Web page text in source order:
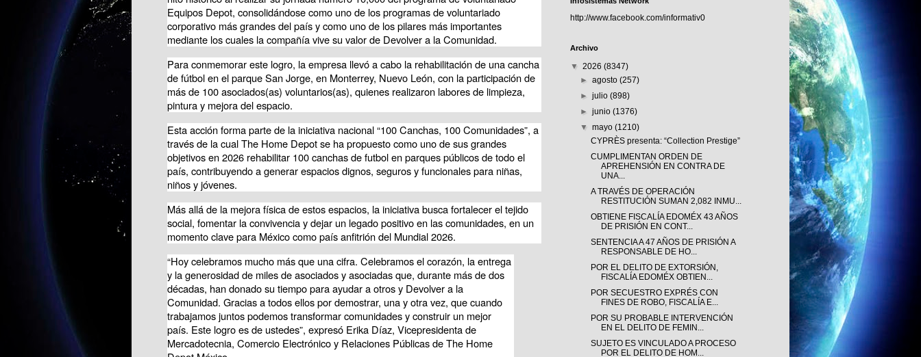
Equipos Depot, consolidándose como uno de los programas de voluntariado
corporativo más grandes del país y como uno de los pilares más importantes
mediante los cuales la compañía vive su valor de Devolver a la Comunidad.
Para conmemorar este logro, la empresa llevó a cabo la rehabilitación de una cancha
de fútbol en el parque San Jorge, en Monterrey, Nuevo León, con la participación de
más de 100 asociados(as) voluntarios(as), quienes realizaron labores de limpieza,
pintura y mejora del espacio.
Esta acción forma parte de la iniciativa nacional “100 Canchas, 100 Comunidades”, a
través de la cual The Home Depot se ha propuesto como uno de sus grandes
objetivos en 2026 rehabilitar 100 canchas de futbol en parques públicos de todo el
país, contribuyendo a generar espacios dignos, seguros y funcionales para niñas,
niños y jóvenes.
Más allá de la mejora física de estos espacios, la iniciativa busca fortalecer el tejido
social, fomentar la convivencia y dejar un legado positivo en las comunidades, en un
momento clave para México como país anfitrión del Mundial 2026.
“Hoy celebramos mucho más que una cifra. Celebramos el corazón, la entrega
y la generosidad de miles de asociados y asociadas que, durante más de dos
décadas, han donado su tiempo para ayudar a otros y Devolver a la
Comunidad. Gracias a todos ellos por demostrar, una y otra vez, que cuando
trabajamos juntos podemos transformar comunidades y construir un mejor
país. Este logro es de ustedes”, expresó Erika Díaz, Vicepresidenta de
Mercadotecnia, Comercio Electrónico y Relaciones Públicas de The Home
http://www.facebook.com/informativ0
Archivo
▼ 2026 (8347)
►agosto(257)
►julio(898)
►junio(1376)
▼mayo(1210)
CYPRÈS presenta: “Collection Prestige”
CUMPLIMENTAN ORDEN DE
APREHENSIÓN EN CONTRA DE
UNA...
A TRAVÉS DE OPERACIÓN
RESTITUCIÓN SUMAN 2,082 INMU...
OBTIENE FISCALÍA EDOMÉX 43 AÑOS
DE PRISIÓN EN CONT...
SENTENCIA A 47 AÑOS DE PRISIÓN A
RESPONSABLE DE HO...
POR EL DELITO DE EXTORSIÓN,
FISCALÍA EDOMÉX OBTIEN...
POR SECUESTRO EXPRÉS CON
FINES DE ROBO, FISCALÍA E...
POR SU PROBABLE INTERVENCIÓN
EN EL DELITO DE FEMIN...
SUJETO ES VINCULADO A PROCESO
POR EL DELITO DE HOM...